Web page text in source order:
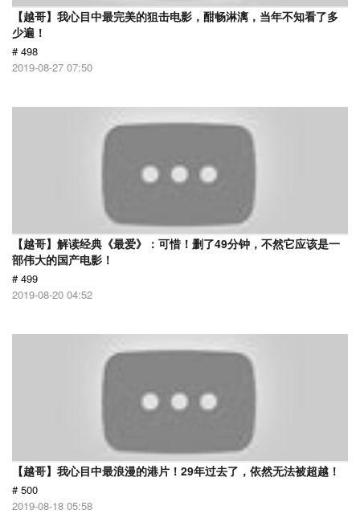
【越哥】我心目中最完美的狙击电影，酣畅淋漓，当年不知看了多
少遍！
# 498
2019-08-27 07:50
【越哥】解读经典《最爱》：可惜！删了49分钟，不然它应该是一
部伟大的国产电影！
# 499
2019-08-20 04:52
【越哥】我心目中最浪漫的港片！29年过去了，依然无法被超越！
# 500
2019-08-18 05:58